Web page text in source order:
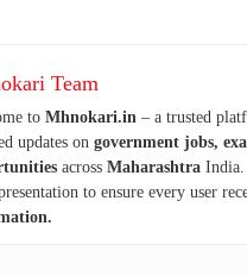
Team
to Mhnokari.in– a trusted
updates on government jobs,
across MaharashtraIndia.
to ensure every user